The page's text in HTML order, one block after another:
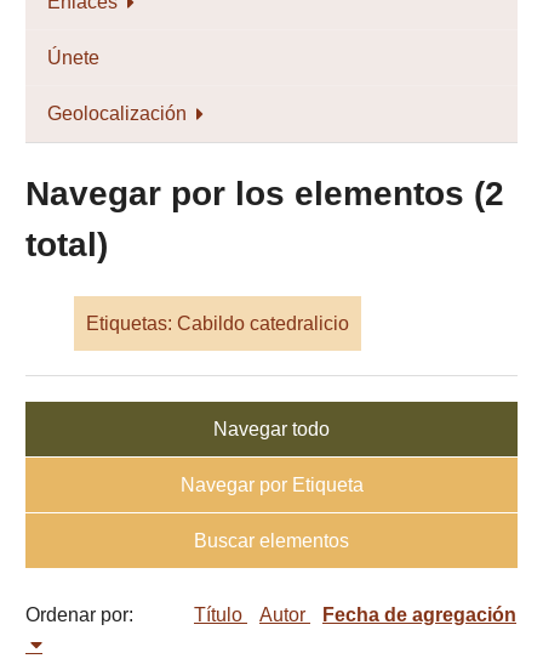
Únete
Geolocalización
Navegar por los elementos (2
total)
Etiquetas: Cabildo catedralicio
Navegar todo
Navegar por Etiqueta
Buscar elementos
Ordenar por: Título Autor Fecha de agregación